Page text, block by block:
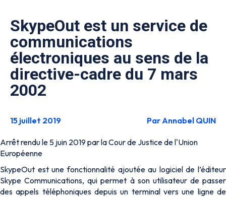
SkypeOut est un service de
communications
électroniques au sens de la
directive-cadre du 7 mars
2002
15 juillet 2019 Par Annabel QUIN
Arrêt rendu le 5 juin 2019 par la Cour de Justice de l'Union
Européenne
SkypeOut est une fonctionnalité ajoutée au logiciel de l’éditeur
Skype Communications, qui permet à son utilisateur de passer
des appels téléphoniques depuis un terminal vers une ligne de